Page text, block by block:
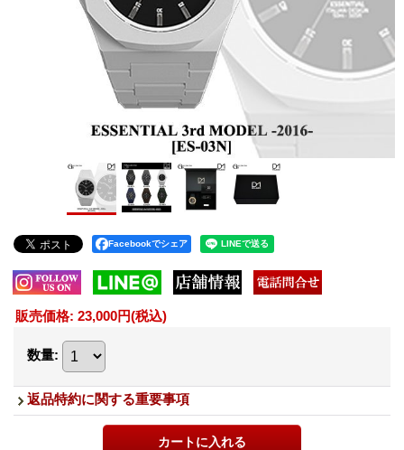
Facebookでシェア
販売価格: 23,000円(税込)
数量:
返品特約に関する重要事項